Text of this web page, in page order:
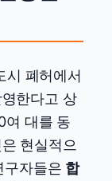
시 폐허에서
한다고 상
여 대를 동
현실적으
구자들은 합